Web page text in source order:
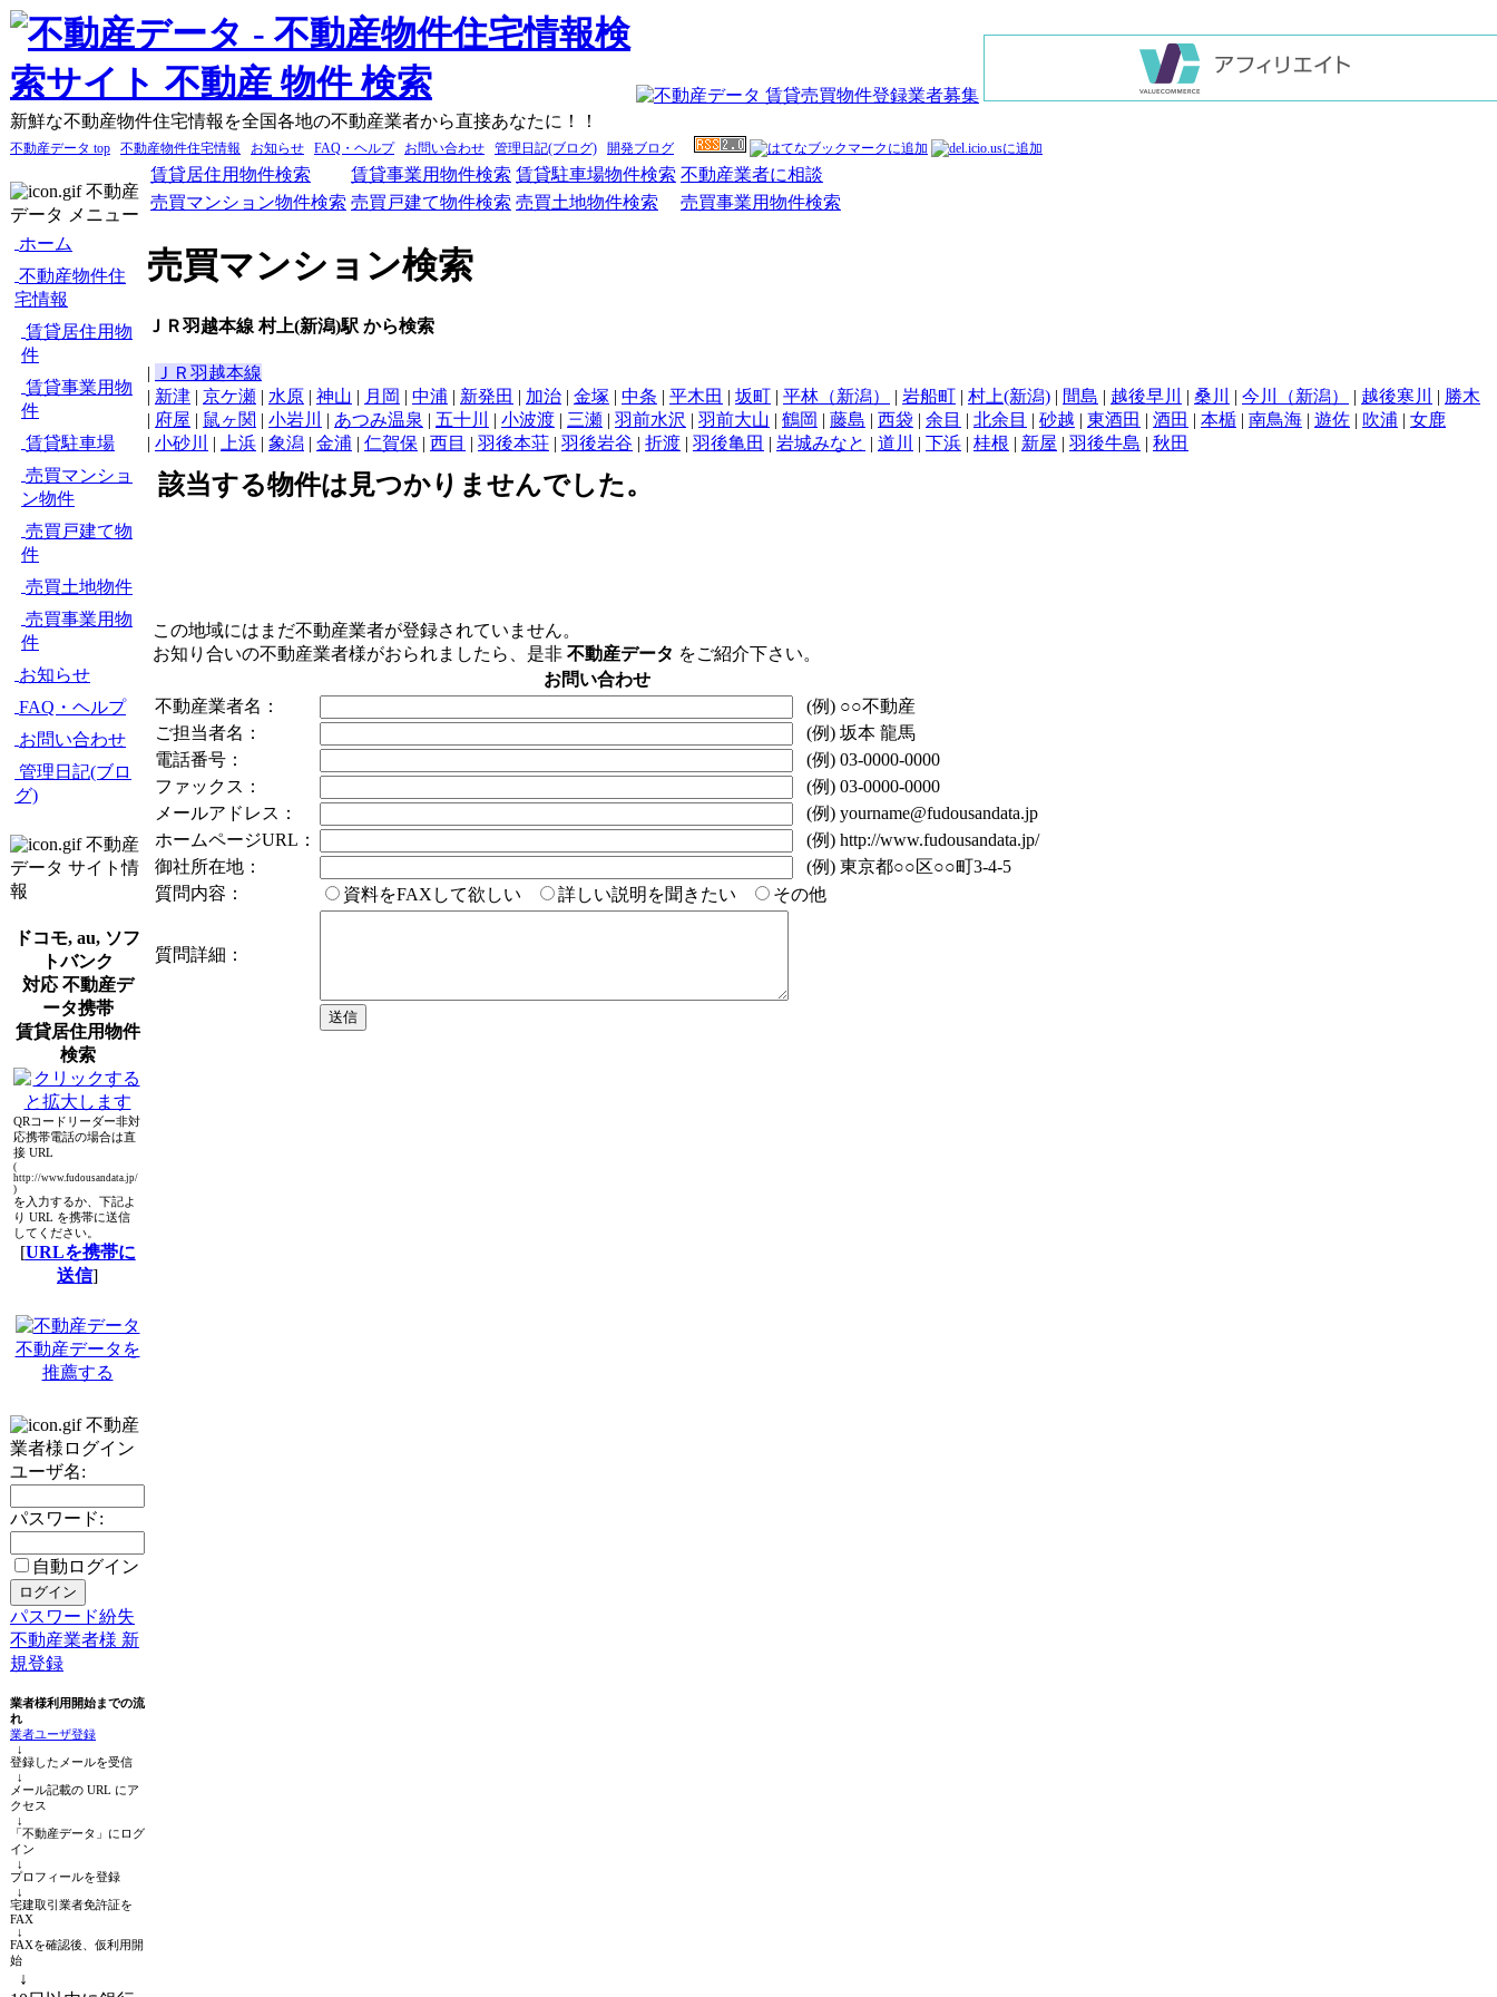
新鮮な不動産物件住宅情報を全国各地の不動産業者から直接あなたに！！
不動産データ top 不動産物件住宅情報 お知らせ FAQ・ヘルプ お問い合わせ 管理日記(ブログ) 開発ブログ
不動産
データ メニュー
ホーム
不動産物件住
宅情報
賃貸居住用物
件
賃貸事業用物
件
賃貸駐車場
売買マンショ
ン物件
売買戸建て物
件
売買土地物件
売買事業用物
件
お知らせ
FAQ・ヘルプ
お問い合わせ
管理日記(ブロ
グ)
不動産
データ サイト情
報
ドコモ, au, ソフ
トバンク
対応 不動産デ
ータ携帯
賃貸居住用物件
検索
QRコードリーダー非対
応携帯電話の場合は直
接 URL
(
http://www.fudousandata.jp/
)
を入力するか、下記よ
り URL を携帯に送信
してください。
[URLを携帯に
送信]
不動産データを
推薦する
不動産
業者様ログイン
ユーザ名:
パスワード:
自動ログイン
パスワード紛失
不動産業者様 新
規登録
業者様利用開始までの流
れ
業者ユーザ登録
↓
登録したメールを受信
↓
メール記載の URL にア
クセス
↓
「不動産データ」にログ
イン
↓
プロフィールを登録
↓
宅建取引業者免許証を
FAX
↓
FAXを確認後、仮利用開
始
↓
賃貸居住用物件検索 賃貸事業用物件検索 賃貸駐車場物件検索 不動産業者に相談
売買マンション物件検索 売買戸建て物件検索 売買土地物件検索 売買事業用物件検索
売買マンション検索
ＪＲ羽越本線 村上(新潟)駅 から検索
|
ＪＲ羽越本線
| 新津 | 京ケ瀬 | 水原 | 神山 | 月岡 | 中浦 | 新発田 | 加治 | 金塚 | 中条 | 平木田 | 坂町 | 平林（新潟） | 岩船町 | 村上(新潟) | 間島 | 越後早川 | 桑川 | 今川（新潟） | 越後寒川 | 勝木
| 府屋 | 鼠ヶ関 | 小岩川 | あつみ温泉 | 五十川 | 小波渡 | 三瀬 | 羽前水沢 | 羽前大山 | 鶴岡 | 藤島 | 西袋 | 余目 | 北余目 | 砂越 | 東酒田 | 酒田 | 本楯 | 南鳥海 | 遊佐 | 吹浦 | 女鹿
| 小砂川 | 上浜 | 象潟 | 金浦 | 仁賀保 | 西目 | 羽後本荘 | 羽後岩谷 | 折渡 | 羽後亀田 | 岩城みなと | 道川 | 下浜 | 桂根 | 新屋 | 羽後牛島 | 秋田
該当する物件は見つかりませんでした。
この地域にはまだ不動産業者が登録されていません。
お知り合いの不動産業者様がおられましたら、是非 不動産データ をご紹介下さい。
お問い合わせ
不動産業者名：
(例) ○○不動産
ご担当者名：
(例) 坂本 龍馬
電話番号：
(例) 03-0000-0000
ファックス：
(例) 03-0000-0000
メールアドレス：
(例) yourname@fudousandata.jp
ホームページURL：
(例) http://www.fudousandata.jp/
御社所在地：
(例) 東京都○○区○○町3-4-5
質問内容：
資料をFAXして欲しい 詳しい説明を聞きたい その他
質問詳細：